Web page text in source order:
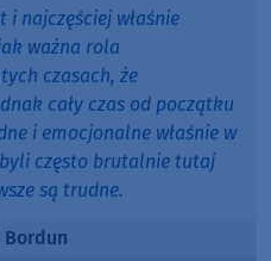
najczęściej właśnie
ważna rola
czasach, że
cały czas od początku
i emocjonalne właśnie w
często brutalnie tutaj
są trudne.